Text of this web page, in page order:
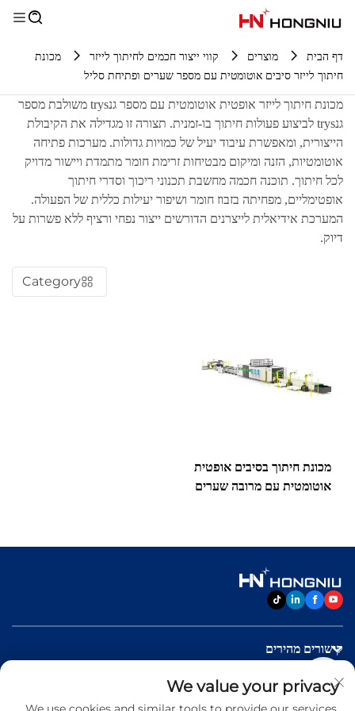
דף הבית מוצרים קווי ייצור חכמים לחיתוך לייזר
מכונת
חיתוך לייזר סיבים אוטומטית עם מספר שערים ופתיחת סליל
מכונת חיתוך לייזר אופטית אוטומטית עם מספר גנtrys משולבת מספר
גנtrys לביצוע פעולות חיתוך בו-זמנית. תצורה זו מגדילה את הקיבולת
הייצורית, ומאפשרת עיבוד יעיל של כמויות גדולות. מערכות פתיחה
אוטומטיות, הזנה ומיקום מבטיחות זרימת חומר מתמדת ויישור מדויק
לכל חיתוך. תוכנה חכמה מחשבת תכנוני ריכוך וסדרי חיתוך
אופטימליים, מפחיתה בזבוז חומר ושיפור יעילות כללית של הפעולה.
המערכת אידיאלית לייצרנים הדורשים ייצור נפחי ורציף ללא פשרות על
דיוק.
Category
מכונת חיתוך בסיבים אופטית
אוטומטית עם מרובה שערים
קישורים מהירים
מוצרים
We value your privacy